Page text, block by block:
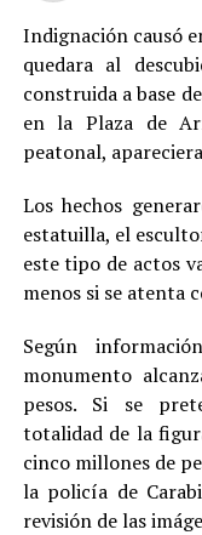
Indignación causó
quedara al
construida a base
en la Plaza de
peatonal,
Los hechos
estatuilla, el
este tipo de actos
menos si se atenta
Según
monumento
pesos. Si se
totalidad de la
cinco millones de
la policía de
revisión de las